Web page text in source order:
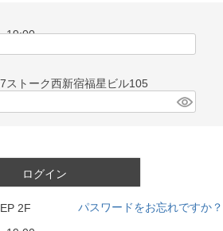
19:00
ストーク西新宿福星ビル105
2F
ログイン
パスワードをお忘れですか？